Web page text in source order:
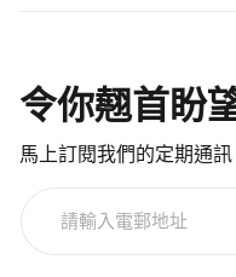
令你翹首盼
馬上訂閱我們的定期通